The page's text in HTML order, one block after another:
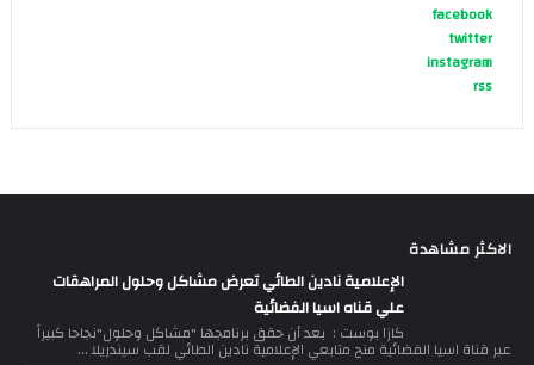
facebook
twitter
instagram
rss
الاكثر مشاهدة
الإعلامية نادين الطائي تعرض مشاكل وحلول المراهقات
علي قناه اسيا الفضائية
كازا بوست : بعد أن حقق برنامجها "مشاكل وحلول"نجاحا كبيراً
عبر قناة اسيا الفضائية منح متابعي الإعلامية نادين الطائي لقب سيندريلا ...